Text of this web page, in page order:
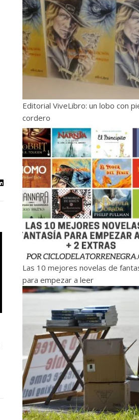
Editorial ViveLibro: un lobo con
cordero
Las 10 mejores novelas de
para empezar a leer